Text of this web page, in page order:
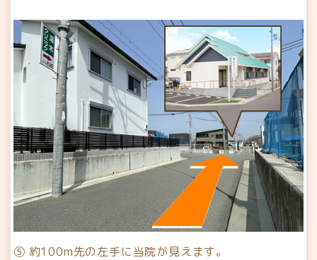
⑤ 約100m先の左手に当院が見えます。